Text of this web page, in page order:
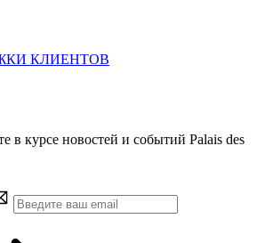
КЛИЕНТОВ
в курсе новостей и событий Palais des